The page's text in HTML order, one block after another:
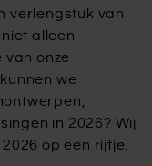
verlengstuk van
alleen
van onze
we
in 2026? Wij
op een rijtje.